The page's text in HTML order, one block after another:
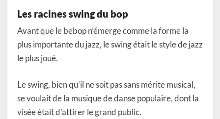
Les racines swing du bop
Avant que le bebop n’émerge comme la forme la
plus importante du jazz, le swing était le style de jazz
le plus joué.
Le swing, bien qu’il ne soit pas sans mérite musical,
se voulait de la musique de danse populaire, dont la
visée était d’attirer le grand public.